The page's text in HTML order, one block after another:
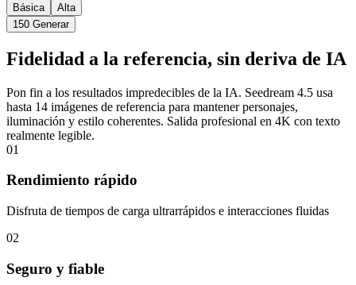
Básica
Alta
150 Generar
Fidelidad a la referencia, sin deriva de IA
Pon fin a los resultados impredecibles de la IA. Seedream 4.5 usa
hasta 14 imágenes de referencia para mantener personajes,
iluminación y estilo coherentes. Salida profesional en 4K con texto
realmente legible.
01
Rendimiento rápido
Disfruta de tiempos de carga ultrarrápidos e interacciones fluidas
02
Seguro y fiable